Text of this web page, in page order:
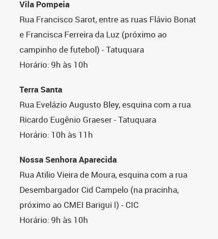
Vila Pompeia
Rua Francisco Sarot, entre as ruas Flávio Bonat
e Francisca Ferreira da Luz (próximo ao
campinho de futebol) - Tatuquara
Horário: 9h às 10h
Terra Santa
Rua Evelázio Augusto Bley, esquina com a rua
Ricardo Eugênio Graeser - Tatuquara
Horário: 10h às 11h
Nossa Senhora Aparecida
Rua Atilio Vieira de Moura, esquina com a rua
Desembargador Cid Campelo (na pracinha,
próximo ao CMEI Barigui I) - CIC
Horário: 9h às 10h